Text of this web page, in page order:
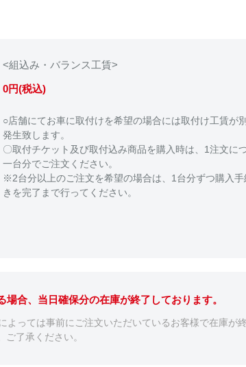
<組込み・バランス工賃>
0円(税込)
○店舗にてお車に取付けを希望の場合には取付け工賃が
発生致します。
〇取付チケット及び取付込み商品を購入時は、1注文に
一台分でご注文ください。
※2台分以上のご注文を希望の場合は、1台分ずつ購入手
きを完了まで行ってください。
合、当日確保分の在庫が終了しております。
っては事前にご注文いただいているお客様で在庫が
了承ください。